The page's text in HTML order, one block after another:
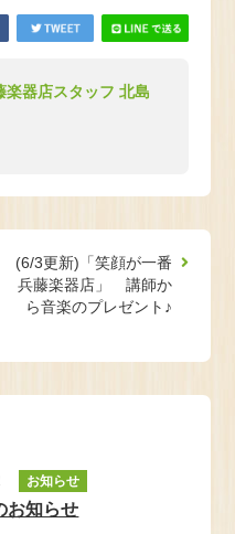
楽器店スタッフ 北島
(6/3更新)「笑顔が一番
兵藤楽器店」 講師か
ら音楽のプレゼント♪
お知らせ
お知らせ